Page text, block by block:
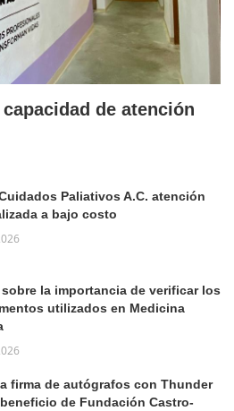
de atención
Paliativos A.C. atención
a bajo costo
la importancia de verificar los
utilizados en Medicina
firma de autógrafos con Thunder
de Fundación Castro-